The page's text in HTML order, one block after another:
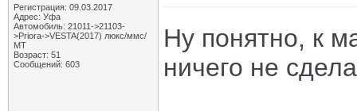
Регистрация: 09.03.2017
Адрес: Уфа
Автомобиль: 21011->21103-
>Priora->VESTA(2017) люкс/ммс/
МТ
Возраст: 51
Сообщений: 603
Ну понятно, к
ничего не